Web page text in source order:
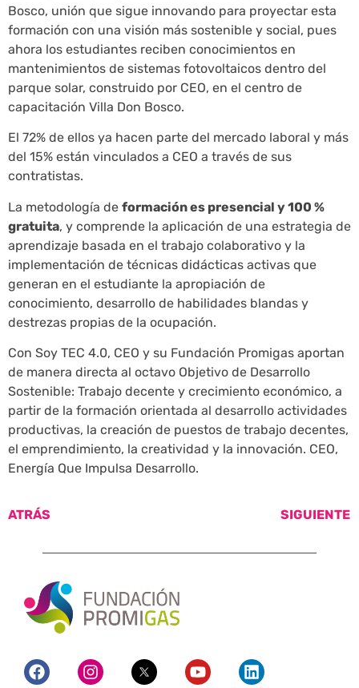
Bosco, unión que sigue innovando para proyectar esta
formación con una visión más sostenible y social, pues
ahora los estudiantes reciben conocimientos en
mantenimientos de sistemas fotovoltaicos dentro del
parque solar, construido por CEO, en el centro de
capacitación Villa Don Bosco.
El 72% de ellos ya hacen parte del mercado laboral y más
del 15% están vinculados a CEO a través de sus
contratistas.
La metodología de formación es presencial y 100 %
gratuita, y comprende la aplicación de una estrategia de
aprendizaje basada en el trabajo colaborativo y la
implementación de técnicas didácticas activas que
generan en el estudiante la apropiación de
conocimiento, desarrollo de habilidades blandas y
destrezas propias de la ocupación.
Con Soy TEC 4.0, CEO y su Fundación Promigas aportan
de manera directa al octavo Objetivo de Desarrollo
Sostenible: Trabajo decente y crecimiento económico, a
partir de la formación orientada al desarrollo actividades
productivas, la creación de puestos de trabajo decentes,
el emprendimiento, la creatividad y la innovación. CEO,
Energía Que Impulsa Desarrollo.
ATRÁS SIGUIENTE